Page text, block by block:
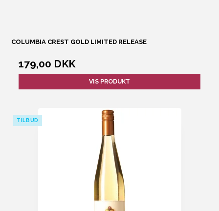
COLUMBIA CREST GOLD LIMITED RELEASE
179,00 DKK
VIS PRODUKT
TILBUD